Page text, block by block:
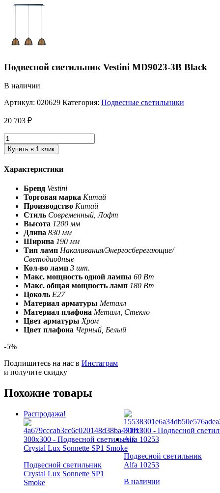
Подвесной светильник Vestini MD9023-3B Black
В наличии
Артикул: 020629 Категория: Подвесные светильники
20 703 ₽
Купить в 1 клик
Характеристики
Бренд Vestini
Торговая марка Китай
Производство Китай
Стиль Современный, Лофт
Высота 1200 мм
Длина 830 мм
Ширина 190 мм
Тип ламп Накаливания/Энергосберегающие/
Светодиодные
Кол-во ламп 3 шт.
Макс. мощность одной лампы 60 Вт
Макс. общая мощность ламп 180 Вт
Цоколь E27
Материал арматуры Металл
Материал плафона Металл, Стекло
Цвет арматуры Хром
Цвет плафона Черный, Белый
-5%
Подпишитесь на нас в Инстаграм
и получите скидку
Похожие товары
Распродажа!
Подвесной светильник
Crystal Lux Sonnette SP1
Smoke
Подвесной светильник
Alfa 10253
В наличии